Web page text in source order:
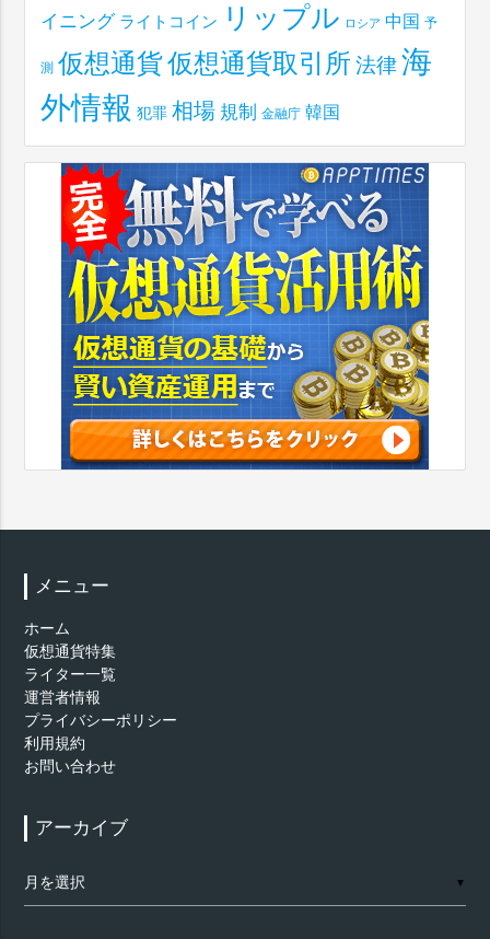
イニング ライトコイン リップル ロシア 中国 予
測 仮想通貨仮想通貨取引所 法律 海
外情報 犯罪 相場 規制 金融庁 韓国
メニュー
ホーム
仮想通貨特集
ライター一覧
運営者情報
プライバシーポリシー
利用規約
お問い合わせ
アーカイブ
ー
▼